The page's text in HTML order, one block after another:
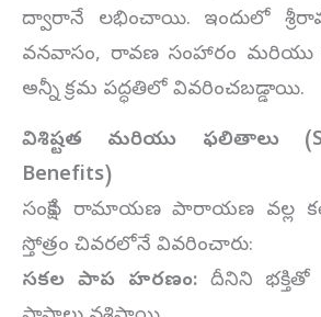
ద్వారానే లభించాయి. ఇందులో
వనవాసం, రావణ సంహారం
అన్నీ క్రమ పద్ధతిలో వివరించబడ్డాయి.
విశిష్టత మరియు ఫలితాలు
Benefits)
సంక్షేప రామాయణ పారాయణ వల్ల
స్తోత్రం చివరలోనే వివరించారు:
సకల పాప హరణం:దీనిని భక్తితో